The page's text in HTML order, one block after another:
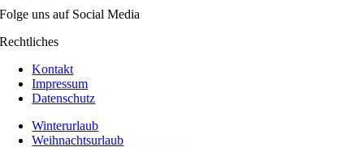
Folge uns auf Social Media
Rechtliches
Kontakt
Impressum
Datenschutz
Winterurlaub
Weihnachtsurlaub